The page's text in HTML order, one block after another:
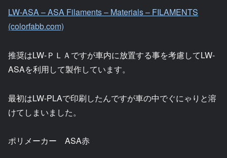
LW-ASA – ASA Filaments – Materials – FILAMENTS
(colorfabb.com)
推奨はLW-ＰＬＡですが車内に放置する事を考慮してLW-
ASAを利用して製作しています。
最初はLW-PLAで印刷したんですが車の中でぐにゃりと溶
けてしまいました。
ポリメーカー ASA赤